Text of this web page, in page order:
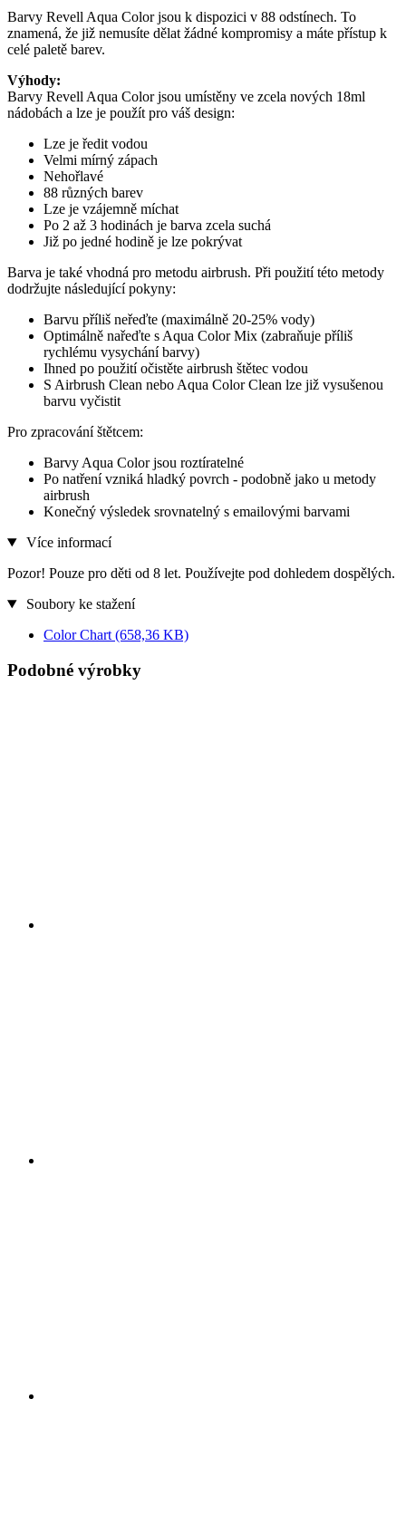
Barvy Revell Aqua Color jsou k dispozici v 88 odstínech. To
znamená, že již nemusíte dělat žádné kompromisy a máte přístup k
celé paletě barev.
Výhody:
Barvy Revell Aqua Color jsou umístěny ve zcela nových 18ml
nádobách a lze je použít pro váš design:
Lze je ředit vodou
Velmi mírný zápach
Nehořlavé
88 různých barev
Lze je vzájemně míchat
Po 2 až 3 hodinách je barva zcela suchá
Již po jedné hodině je lze pokrývat
Barva je také vhodná pro metodu airbrush. Při použití této metody
dodržujte následující pokyny:
Barvu příliš neřeďte (maximálně 20-25% vody)
Optimálně nařeďte s Aqua Color Mix (zabraňuje příliš
rychlému vysychání barvy)
Ihned po použití očistěte airbrush štětec vodou
S Airbrush Clean nebo Aqua Color Clean lze již vysušenou
barvu vyčistit
Pro zpracování štětcem:
Barvy Aqua Color jsou roztíratelné
Po natření vzniká hladký povrch - podobně jako u metody
airbrush
Konečný výsledek srovnatelný s emailovými barvami
Více informací
Pozor! Pouze pro děti od 8 let. Používejte pod dohledem dospělých.
Soubory ke stažení
Color Chart (658,36 KB)
Podobné výrobky